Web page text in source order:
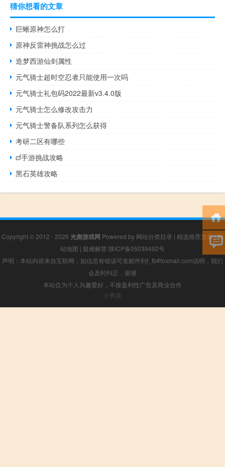
猜你想看的文章
巨蜥原神怎么打
原神反雷神挑战怎么过
造梦西游仙剑属性
元气骑士超时空忍者只能使用一次吗
元气骑士礼包码2022最新v3.4.0版
元气骑士怎么修改攻击力
元气骑士警备队系列怎么获得
考研二区有哪些
cf手游挑战攻略
黑石英雄攻略
Copyright © 2012 - 2026 光彪游戏网 Powered by 网站分类目录 | 精选推荐文章|网
站地图 | 疑难解答 陕ICP备05039492号
声明：本站内容来自互联网，如信息有错误可发邮件到f_fb#foxmail.com说明，我们
会及时纠正，谢谢
本站仅为个人兴趣爱好，不接盈利性广告及商业合作
小男孩